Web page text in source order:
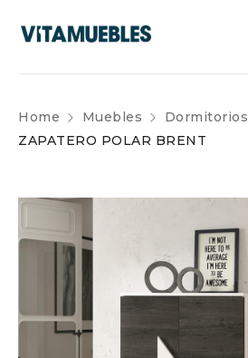
Home Muebles Dormitorios
ZAPATERO POLAR BRENT